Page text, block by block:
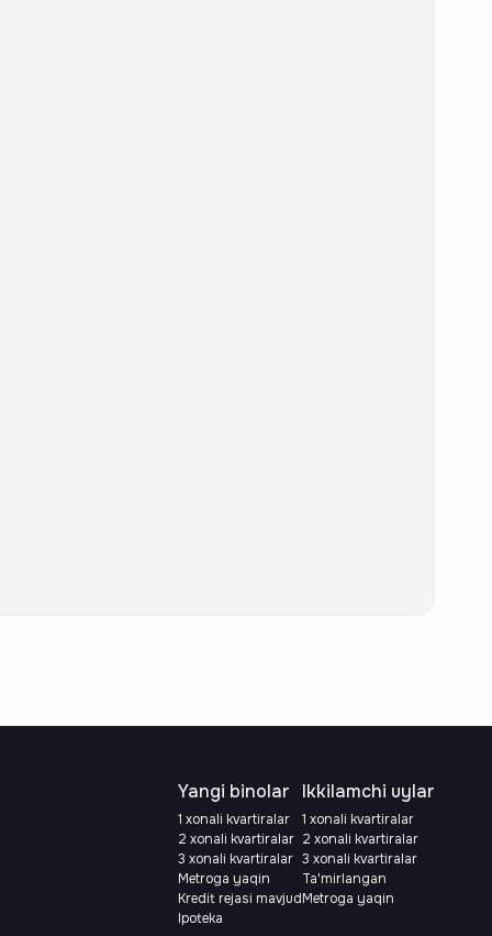
Yangi binolar
1 xonali kvartiralar
2 xonali kvartiralar
3 xonali kvartiralar
Metroga yaqin
Kredit rejasi mavjud
Ipoteka
Ikkilamchi uylar
1 xonali kvartiralar
2 xonali kvartiralar
3 xonali kvartiralar
Ta'mirlangan
Metroga yaqin